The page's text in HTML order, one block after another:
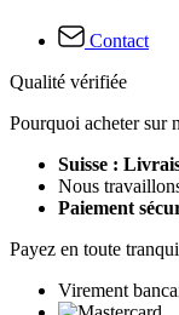
Contact
Qualité vérifiée
Pourquoi acheter sur
Suisse :
Nous
Paiement
Payez en toute
Virement